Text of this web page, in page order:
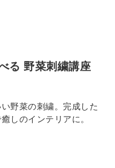
る 野菜刺繍講座
野菜の刺繍。完成した
しのインテリアに。